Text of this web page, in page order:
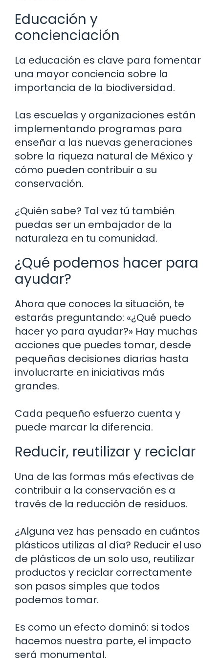
Educación y
concienciación
La educación es clave para fomentar
una mayor conciencia sobre la
importancia de la biodiversidad.
Las escuelas y organizaciones están
implementando programas para
enseñar a las nuevas generaciones
sobre la riqueza natural de México y
cómo pueden contribuir a su
conservación.
¿Quién sabe? Tal vez tú también
puedas ser un embajador de la
naturaleza en tu comunidad.
¿Qué podemos hacer para
ayudar?
Ahora que conoces la situación, te
estarás preguntando: «¿Qué puedo
hacer yo para ayudar?» Hay muchas
acciones que puedes tomar, desde
pequeñas decisiones diarias hasta
involucrarte en iniciativas más
grandes.
Cada pequeño esfuerzo cuenta y
puede marcar la diferencia.
Reducir, reutilizar y reciclar
Una de las formas más efectivas de
contribuir a la conservación es a
través de la reducción de residuos.
¿Alguna vez has pensado en cuántos
plásticos utilizas al día? Reducir el uso
de plásticos de un solo uso, reutilizar
productos y reciclar correctamente
son pasos simples que todos
podemos tomar.
Es como un efecto dominó: si todos
hacemos nuestra parte, el impacto
será monumental.